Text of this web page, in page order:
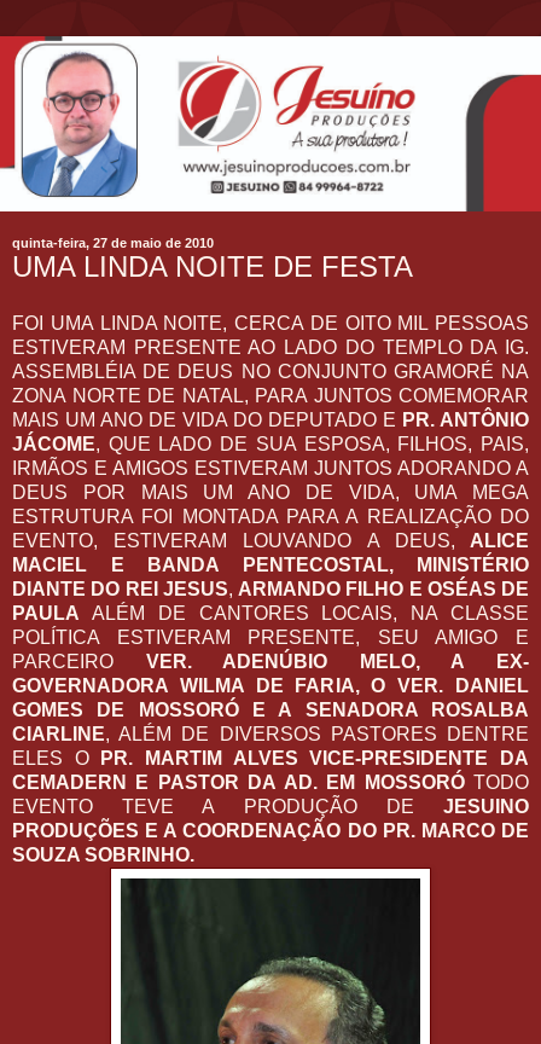
quinta-feira, 27 de maio de 2010
UMA LINDA NOITE DE FESTA
FOI UMA LINDA NOITE, CERCA DE OITO MIL PESSOAS
ESTIVERAM PRESENTE AO LADO DO TEMPLO DA IG.
ASSEMBLÉIA DE DEUS NO CONJUNTO GRAMORÉ NA
ZONA NORTE DE NATAL, PARA JUNTOS COMEMORAR
MAIS UM ANO DE VIDA DO DEPUTADO E PR. ANTÔNIO
JÁCOME, QUE LADO DE SUA ESPOSA, FILHOS, PAIS,
IRMÃOS E AMIGOS ESTIVERAM JUNTOS ADORANDO A
DEUS POR MAIS UM ANO DE VIDA, UMA MEGA
ESTRUTURA FOI MONTADA PARA A REALIZAÇÃO DO
EVENTO, ESTIVERAM LOUVANDO A DEUS, ALICE
MACIEL E BANDA PENTECOSTAL, MINISTÉRIO
DIANTE DO REI JESUS, ARMANDO FILHO E OSÉAS DE
PAULA ALÉM DE CANTORES LOCAIS, NA CLASSE
POLÍTICA ESTIVERAM PRESENTE, SEU AMIGO E
PARCEIRO VER. ADENÚBIO MELO, A EX-
GOVERNADORA WILMA DE FARIA, O VER. DANIEL
GOMES DE MOSSORÓ E A SENADORA ROSALBA
CIARLINE, ALÉM DE DIVERSOS PASTORES DENTRE
ELES O
PR. MARTIM ALVES VICE-PRESIDENTE DA
CEMADERN E PASTOR DA AD. EM MOSSORÓTODO
EVENTO TEVE A PRODUÇÃO DE JESUINO
PRODUÇÕES E A COORDENAÇÃO DO PR. MARCO DE
SOUZA SOBRINHO.